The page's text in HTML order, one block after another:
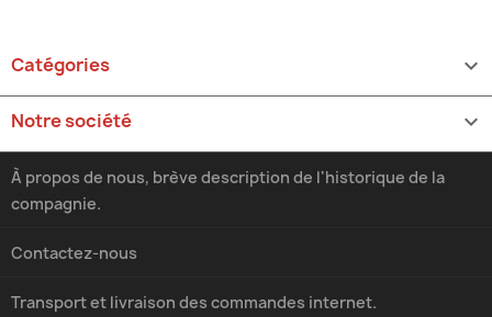
Catégories 
Notre société 
Transport et livraison des commandes internet.
À propos de nous, brève description de l'historique de la
compagnie.
Contactez-nous